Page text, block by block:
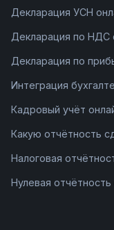
Декларация УСН
Декларация по НДС
Декларация по
Интеграция
Кадровый учёт
Какую отчётность
Налоговая
Нулевая отчётность